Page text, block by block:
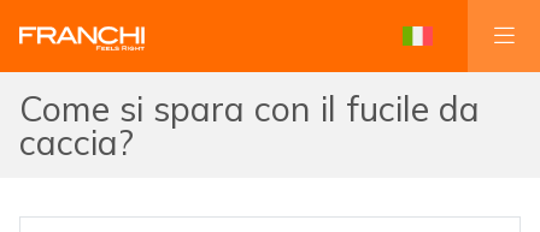
Come si spara con il fucile da
caccia?